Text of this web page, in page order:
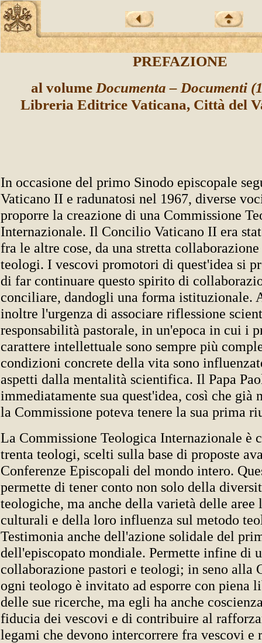
PREFAZIONE
al volume Documenta – Documenti
Libreria Editrice Vaticana, Città del
In occasione del primo Sinodo episcopale
Vaticano II e radunatosi nel 1967, diverse
proporre la creazione di una Commissione
Internazionale. Il Concilio Vaticano II era
fra le altre cose, da una stretta
teologi. I vescovi promotori di quest'idea si
di far continuare questo spirito di
conciliare, dandogli una forma istituzionale.
inoltre l'urgenza di associare riflessione
responsabilità pastorale, in un'epoca in cui i
carattere intellettuale sono sempre più
condizioni concrete della vita sono
aspetti dalla mentalità scientifica. Il Papa
immediatamente sua quest'idea, così che già
la Commissione poteva tenere la sua prima
La Commissione Teologica Internazionale è
trenta teologi, scelti sulla base di proposte
Conferenze Episcopali del mondo intero.
permette di tener conto non solo della
teologiche, ma anche della varietà delle aree
culturali e della loro influenza sul metodo
Testimonia anche dell'azione solidale del
dell'episcopato mondiale. Permette infine di
collaborazione pastori e teologi; in seno alla
ogni teologo è invitato ad esporre con piena
delle sue ricerche, ma egli ha anche
fiducia dei vescovi e di contribuire al
legami che devono intercorrere fra vescovi e